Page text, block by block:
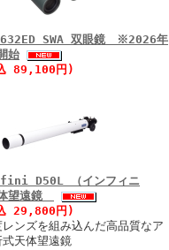
SWA 双眼鏡 ※2026年
始
89,100円)
D50L （インフィニ
望遠鏡
29,800円)
レンズを組み込んだ高品質なア
天体望遠鏡